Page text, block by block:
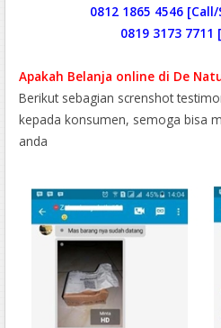
0812 1865 4546
0819 3173 7711
Apakah Belanja online di De
Berikut sebagian screnshot
kepada konsumen, semoga bisa
anda